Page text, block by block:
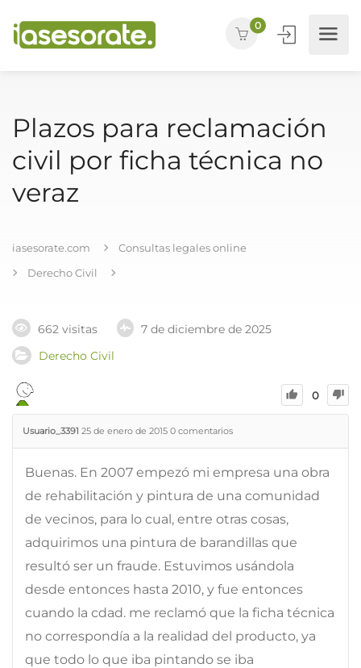
0
Plazos para reclamación
civil por ficha técnica no
veraz
iasesorate.com
Consultas legales online
Derecho Civil
662 visitas
7 de diciembre de 2025
Derecho Civil
0
Usuario_3391 25 de enero de 2015 0 comentarios
Buenas. En 2007 empezó mi empresa una obra
de rehabilitación y pintura de una comunidad
de vecinos, para lo cual, entre otras cosas,
adquirimos una pintura de barandillas que
resultó ser un fraude. Estuvimos usándola
desde entonces hasta 2010, y fue entonces
cuando la cdad. me reclamó que la ficha técnica
no correspondía a la realidad del producto, ya
que todo lo que iba pintando se iba